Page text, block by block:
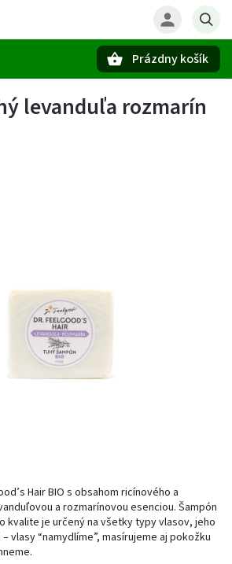
Prázdny košík
levanduľa rozmarín
Hair BIO s obsahom ricínového a
a rozmarínovou esenciou. Šampón
kvalite je určený na všetky typy vlasov, jeho
vlasy “namydlíme”, masírujeme aj pokožku